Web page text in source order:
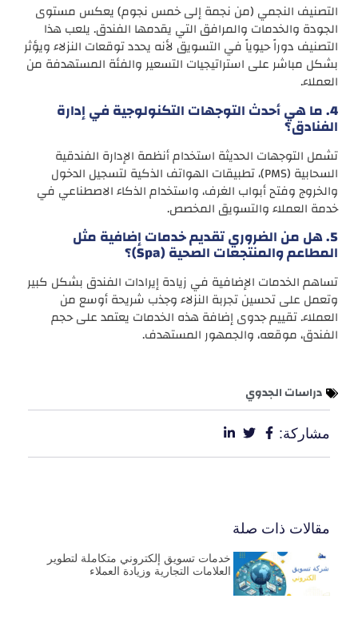
التصنيف النجمي (من نجمة إلى خمس نجوم) يعكس مستوى
الجودة والخدمات والمرافق التي يقدمها الفندق. يلعب هذا
التصنيف دوراً حيوياً في التسويق لأنه يحدد توقعات النزلاء ويؤثر
بشكل مباشر على استراتيجيات التسعير والفئة المستهدفة من
العملاء.
4. ما هي أحدث التوجهات التكنولوجية في إدارة
الفنادق؟
تشمل التوجهات الحديثة استخدام أنظمة الإدارة الفندقية
السحابية (PMS)، تطبيقات الهواتف الذكية لتسجيل الدخول
والخروج وفتح أبواب الغرف، واستخدام الذكاء الاصطناعي في
خدمة العملاء والتسويق المخصص.
5. هل من الضروري تقديم خدمات إضافية مثل
المطاعم والمنتجعات الصحية (Spa)؟
تساهم الخدمات الإضافية في زيادة إيرادات الفندق بشكل كبير
وتعمل على تحسين تجربة النزلاء وجذب شريحة أوسع من
العملاء. تقييم جدوى إضافة هذه الخدمات يعتمد على حجم
الفندق، موقعه، والجمهور المستهدف.
دراسات الجدوي
مشاركة:
مقالات ذات صلة
خدمات تسويق إلكتروني متكاملة لتطوير
العلامات التجارية وزيادة العملاء